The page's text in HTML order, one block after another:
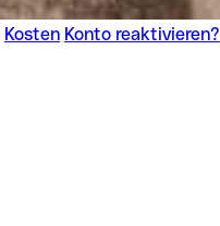
Kosten Konto reaktivieren?